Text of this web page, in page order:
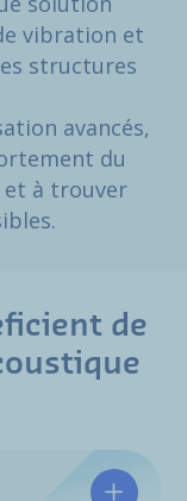
vibration et
structures
avancés,
du
et à trouver
de